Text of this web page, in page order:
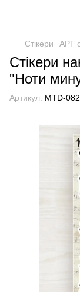
Стікери АРТ
Стікери
"Ноти
Артикул: MTD-